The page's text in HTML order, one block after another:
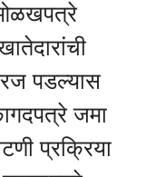
ओळखपत्रे
पडल्यास
जमा
प्रक्रिया